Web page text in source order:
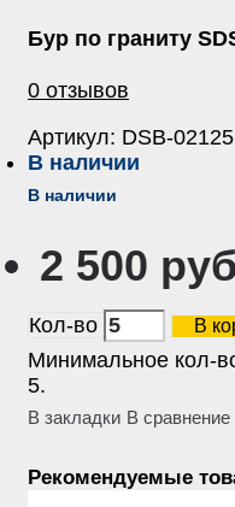
Бур по граниту
0 отзывов
Артикул: DSB-
В наличии
В наличии
2 500
Кол-во В
Минимальное кол-
5.
В закладки В сравнение
Рекомендуемые